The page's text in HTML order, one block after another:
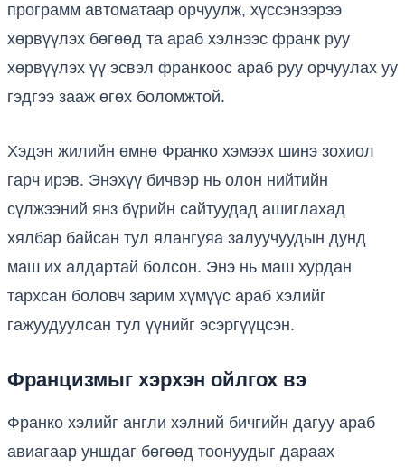
программ автоматаар орчуулж, хүссэнээрээ
хөрвүүлэх бөгөөд та араб хэлнээс франк руу
хөрвүүлэх үү эсвэл франкоос араб руу орчуулах уу
гэдгээ зааж өгөх боломжтой.
Хэдэн жилийн өмнө Франко хэмээх шинэ зохиол
гарч ирэв. Энэхүү бичвэр нь олон нийтийн
сүлжээний янз бүрийн сайтуудад ашиглахад
хялбар байсан тул ялангуяа залуучуудын дунд
маш их алдартай болсон. Энэ нь маш хурдан
тархсан боловч зарим хүмүүс араб хэлийг
гажуудуулсан тул үүнийг эсэргүүцсэн.
Францизмыг хэрхэн ойлгох вэ
Франко хэлийг англи хэлний бичгийн дагуу араб
авиагаар уншдаг бөгөөд тоонуудыг дараах